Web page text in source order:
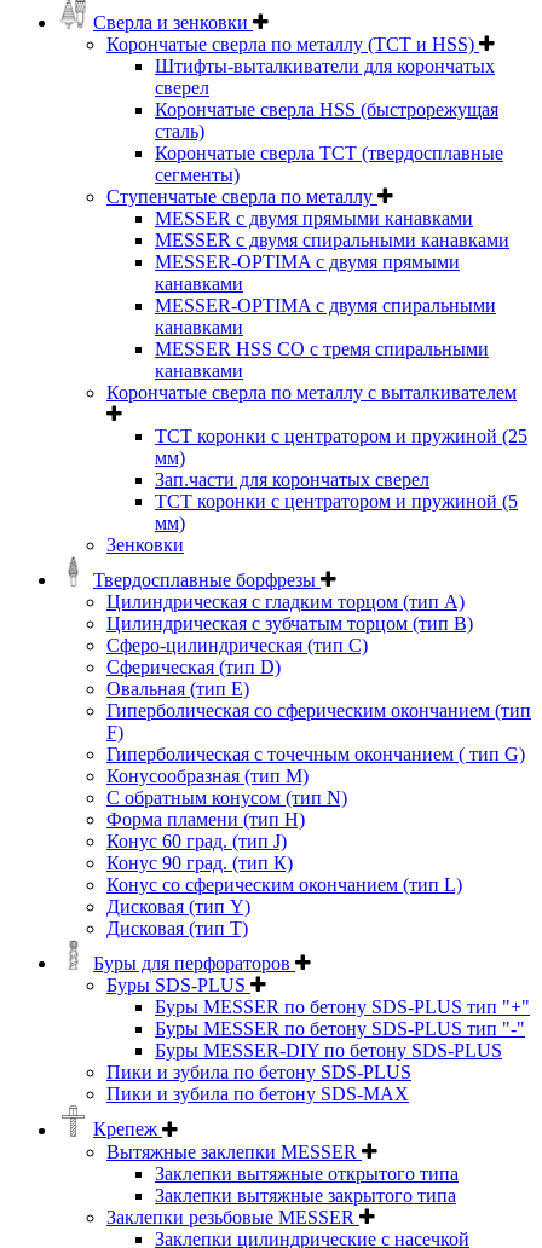
Сверла и зенковки
Корончатые сверла по металлу (TCT и HSS)
Штифты-выталкиватели для корончатых
сверел
Корончатые сверла HSS (быстрорежущая
сталь)
Корончатые сверла TCT (твердосплавные
сегменты)
Ступенчатые сверла по металлу
MESSER с двумя прямыми канавками
MESSER с двумя спиральными канавками
MESSER-OPTIMA с двумя прямыми
канавками
MESSER-OPTIMA с двумя спиральными
канавками
MESSER HSS CО с тремя спиральными
канавками
Корончатые сверла по металлу c выталкивателем
ТСТ коронки с центратором и пружиной (25
мм)
Зап.части для корончатых сверел
ТСТ коронки с центратором и пружиной (5
мм)
Зенковки
Твердосплавные борфрезы
Цилиндрическая с гладким торцом (тип А)
Цилиндрическая с зубчатым торцом (тип В)
Сферо-цилиндрическая (тип С)
Сферическая (тип D)
Овальная (тип Е)
Гиперболическая со сферическим окончанием (тип
F)
Гиперболическая с точечным окончанием ( тип G)
Конусообразная (тип М)
C обратным конусом (тип N)
Форма пламени (тип H)
Конус 60 град. (тип J)
Конус 90 град. (тип К)
Конус со сферическим окончанием (тип L)
Дисковая (тип Y)
Дисковая (тип Т)
Буры для перфораторов
Буры SDS-PLUS
Буры MESSER по бетону SDS-PLUS тип "+"
Буры MESSER по бетону SDS-PLUS тип "-"
Буры MESSER-DIY по бетону SDS-PLUS
Пики и зубила по бетону SDS-PLUS
Пики и зубила по бетону SDS-MAX
Крепеж
Вытяжные заклепки MESSER
Заклепки вытяжные открытого типа
Заклепки вытяжные закрытого типа
Заклепки резьбовые MESSER
Заклепки цилиндрические с насечкой